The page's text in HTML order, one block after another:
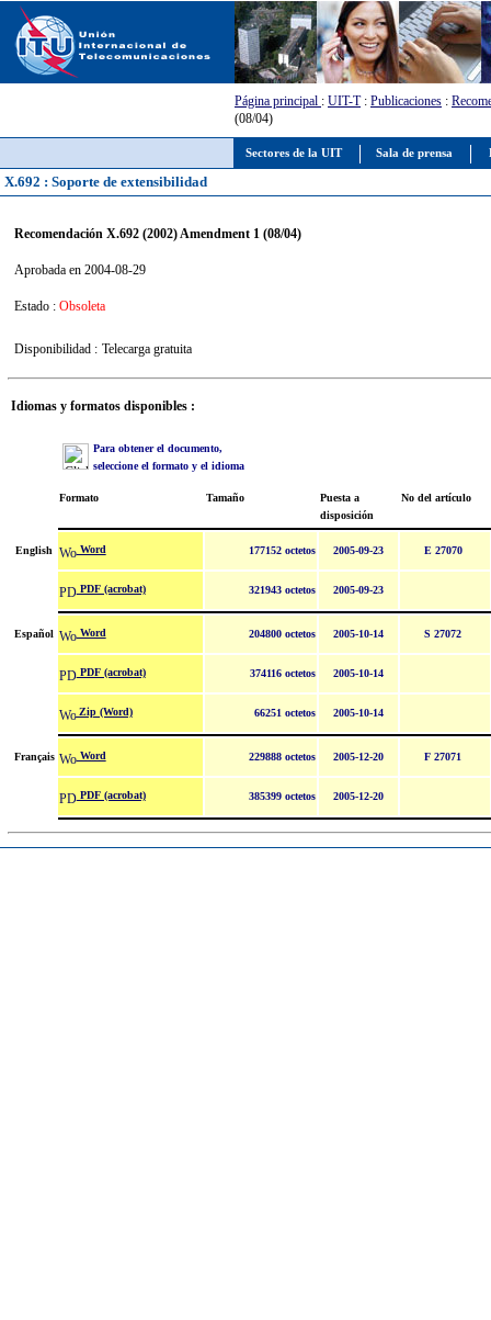
Sectores de la UIT Sala de prensa
Página principal : UIT-T: Publicaciones :
(08/04)
X.692 : Soporte de extensibilidad
Recomendación X.692 (2002) Amendment 1 (08/04)
Aprobada en 2004-08-29
Estado : Obsoleta
Disponibilidad : Telecarga gratuita
Idiomas y formatos disponibles :
Para obtener el documento,
seleccione el formato y el idioma
Formato Tamaño
Puesta a
disposición
No del artículo
English Word 177152 octetos 2005-09-23 E 27070
PDF (acrobat) 321943 octetos 2005-09-23
Español Word 204800 octetos 2005-10-14 S 27072
PDF (acrobat) 374116 octetos 2005-10-14
Zip (Word) 66251 octetos 2005-10-14
Français Word 229888 octetos 2005-12-20 F 27071
PDF (acrobat) 385399 octetos 2005-12-20